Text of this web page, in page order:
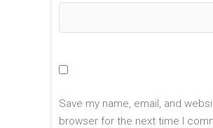
Save my name, email, and
browser for the next time I